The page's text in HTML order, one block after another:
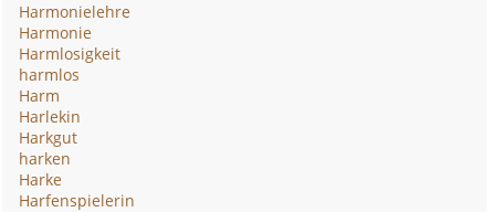
Harmonielehre
Harmonie
Harmlosigkeit
harmlos
Harm
Harlekin
Harkgut
harken
Harke
Harfenspielerin